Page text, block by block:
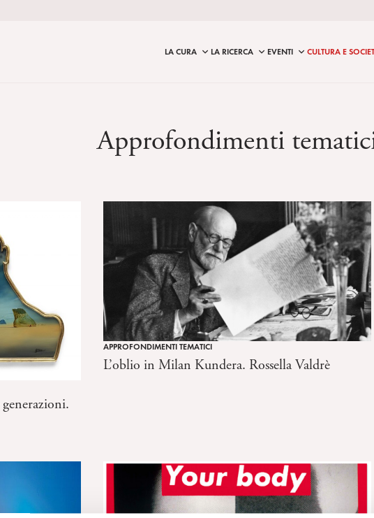
LA CURA LA RICERCA EVENTI CULTURA E
Approfondimenti
APPROFONDIMENTI TEMATICI
L’oblio in Milan Kundera. Rossella Valdrè